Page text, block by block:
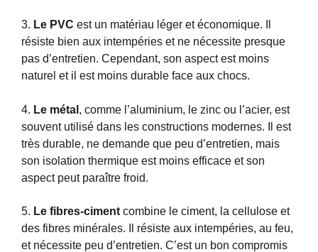
3. Le PVC est un matériau léger et économique. Il
résiste bien aux intempéries et ne nécessite presque
pas d’entretien. Cependant, son aspect est moins
naturel et il est moins durable face aux chocs.
4. Le métal , comme l’aluminium, le zinc ou l’acier, est
souvent utilisé dans les constructions modernes. Il est
très durable, ne demande que peu d’entretien, mais
son isolation thermique est moins efficace et son
aspect peut paraître froid.
5. Le fibres-ciment combine le ciment, la cellulose et
des fibres minérales. Il résiste aux intempéries, au feu,
et nécessite peu d’entretien. C’est un bon compromis